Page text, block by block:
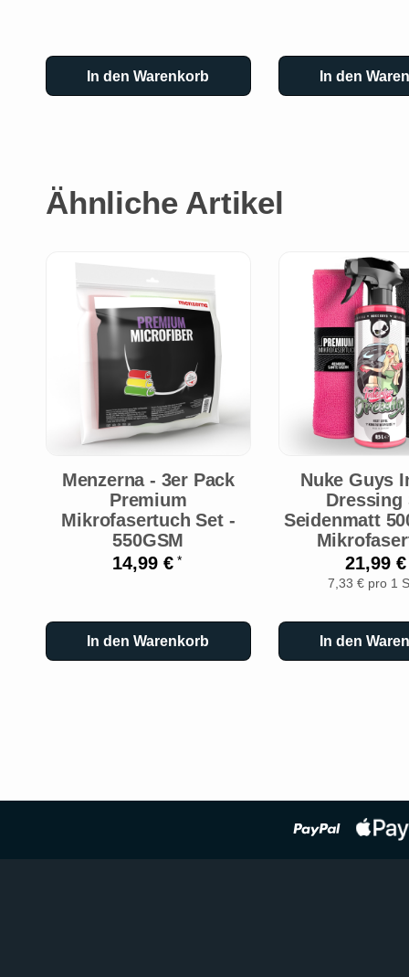
In den Warenkorb In den
Ähnliche Artikel
Menzerna - 3er Pack
Premium
Mikrofasertuch Set -
550GSM
14,99 €*
In den Warenkorb
Nuke Guys
Dressing
Seidenmatt
21,99
7,33 € pro 1
In den